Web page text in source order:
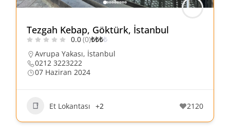
Tezgah Kebap, Göktürk, İstanbul
0.0(0)₺₺₺₺
Avrupa Yakası, İstanbul
0212 3223222
07 Haziran 2024
Et Lokantası +2 2120